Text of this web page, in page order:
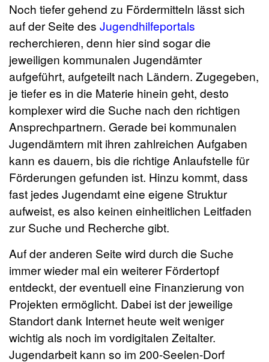
Noch tiefer gehend zu Fördermitteln lässt sich
auf der Seite des Jugendhilfeportals
recherchieren, denn hier sind sogar die
jeweiligen kommunalen Jugendämter
aufgeführt, aufgeteilt nach Ländern. Zugegeben,
je tiefer es in die Materie hinein geht, desto
komplexer wird die Suche nach den richtigen
Ansprechpartnern. Gerade bei kommunalen
Jugendämtern mit ihren zahlreichen Aufgaben
kann es dauern, bis die richtige Anlaufstelle für
Förderungen gefunden ist. Hinzu kommt, dass
fast jedes Jugendamt eine eigene Struktur
aufweist, es also keinen einheitlichen Leitfaden
zur Suche und Recherche gibt.
Auf der anderen Seite wird durch die Suche
immer wieder mal ein weiterer Fördertopf
entdeckt, der eventuell eine Finanzierung von
Projekten ermöglicht. Dabei ist der jeweilige
Standort dank Internet heute weit weniger
wichtig als noch im vordigitalen Zeitalter.
Jugendarbeit kann so im 200-Seelen-Dorf